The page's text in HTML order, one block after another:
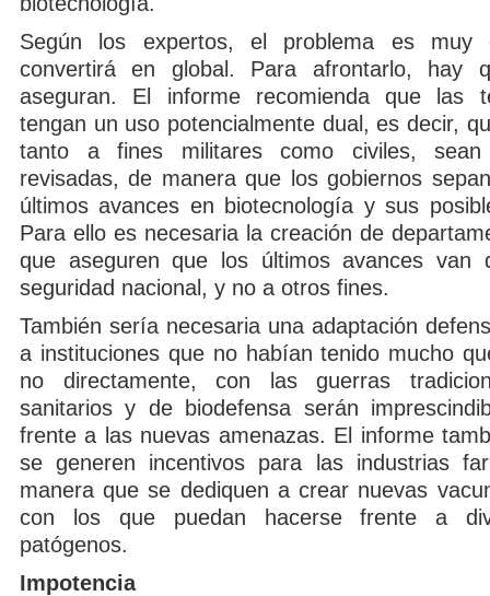
Según los expertos, el problema es muy
convertirá en global. Para afrontarlo, hay
aseguran. El informe recomienda que las
tengan un uso potencialmente dual, es decir,
tanto a fines militares como civiles, sean
revisadas, de manera que los gobiernos
últimos avances en biotecnología y sus
Para ello es necesaria la creación de
que aseguren que los últimos avances van
seguridad nacional, y no a otros fines.
También sería necesaria una adaptación
a instituciones que no habían tenido mucho
no directamente, con las guerras
sanitarios y de biodefensa serán
frente a las nuevas amenazas. El informe
se generen incentivos para las industrias
manera que se dediquen a crear nuevas
con los que puedan hacerse frente a
patógenos.
Impotencia